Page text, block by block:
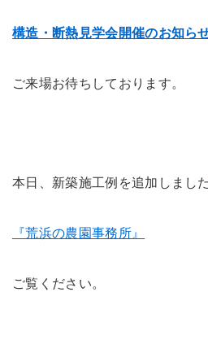
構造・断熱見学会開催のお知ら
ご来場お待ちしております。
本日、新築施工例を追加しました
『荒浜の農園事務所』
ご覧ください。